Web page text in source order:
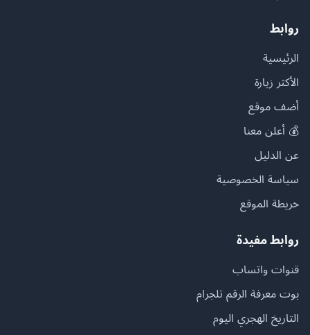
روابط
الرئيسية
الأكثر زيارة
أضف موقع
💰 أعلن معنا
عن الدليل
سياسة الخصوصية
خريطة الموقع
روابط مفيدة
قنوات واتساب
بوت معرفة الرقم تلجرام
التاريخ الهجري اليوم